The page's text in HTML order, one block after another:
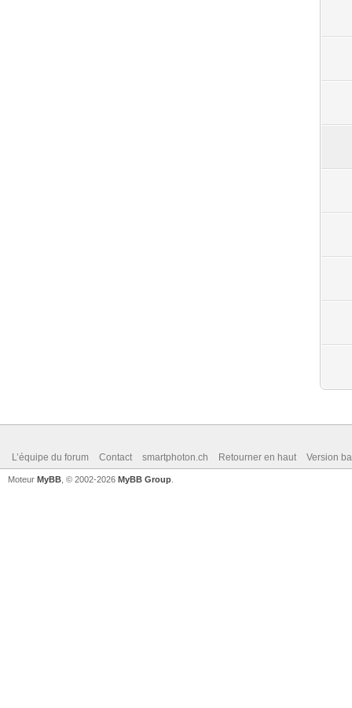
L’équipe du forum Contact smartphoton.ch Retourner en haut Version
Moteur MyBB , © 2002-2026 MyBB Group